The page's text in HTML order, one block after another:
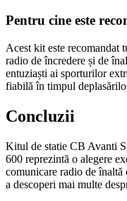
Pentru cine este
Acest kit este recomandat
radio de încredere și de
entuziaști ai sporturilor
fiabilă în timpul
Concluzii
Kitul de statie CB Avanti
600 reprezintă o alegere
comunicare radio de înaltă
a descoperi mai multe